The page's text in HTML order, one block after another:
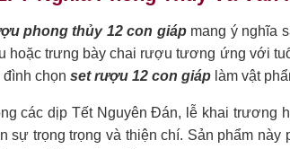
phong thủy 12 con giápmang ý nghĩa
hoặc trưng bày chai rượu tương ứng với
đình chọn set rượu 12 con giáplàm vật
các dịp Tết Nguyên Đán, lễ khai trương
sự trọng trọng và thiện chí. Sản phẩm